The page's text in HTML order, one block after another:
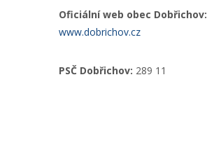
Oficiální web obec Dobřichov:
www.dobrichov.cz
PSČ Dobřichov: 289 11